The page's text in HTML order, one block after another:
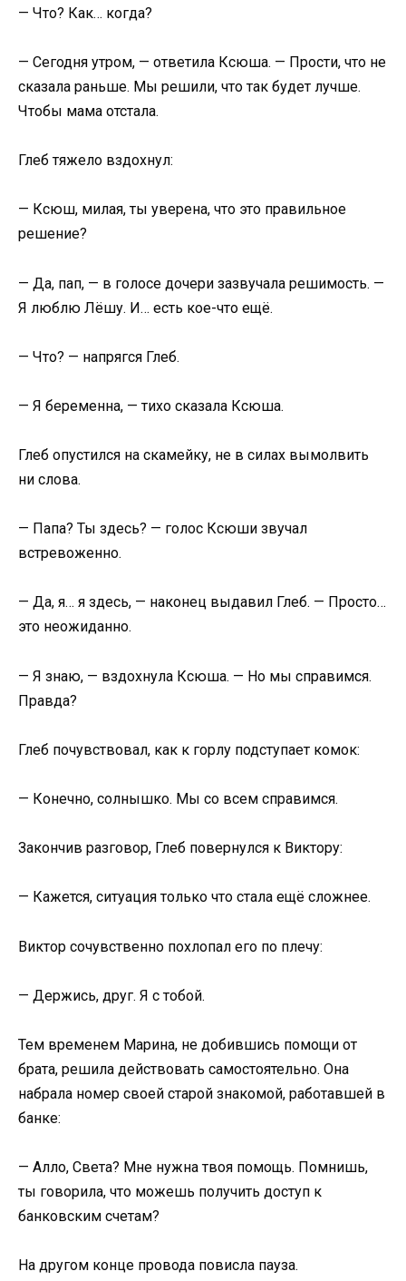
— Что? Как… когда?
— Сегодня утром, — ответила Ксюша. — Прости, что не
сказала раньше. Мы решили, что так будет лучше.
Чтобы мама отстала.
Глеб тяжело вздохнул:
— Ксюш, милая, ты уверена, что это правильное
решение?
— Да, пап, — в голосе дочери зазвучала решимость. —
Я люблю Лёшу. И… есть кое-что ещё.
— Что? — напрягся Глеб.
— Я беременна, — тихо сказала Ксюша.
Глеб опустился на скамейку, не в силах вымолвить
ни слова.
— Папа? Ты здесь? — голос Ксюши звучал
встревоженно.
— Да, я… я здесь, — наконец выдавил Глеб. — Просто…
это неожиданно.
— Я знаю, — вздохнула Ксюша. — Но мы справимся.
Правда?
Глеб почувствовал, как к горлу подступает комок:
— Конечно, солнышко. Мы со всем справимся.
Закончив разговор, Глеб повернулся к Виктору:
— Кажется, ситуация только что стала ещё сложнее.
Виктор сочувственно похлопал его по плечу:
— Держись, друг. Я с тобой.
Тем временем Марина, не добившись помощи от
брата, решила действовать самостоятельно. Она
набрала номер своей старой знакомой, работавшей в
банке:
— Алло, Света? Мне нужна твоя помощь. Помнишь,
ты говорила, что можешь получить доступ к
банковским счетам?
На другом конце провода повисла пауза.